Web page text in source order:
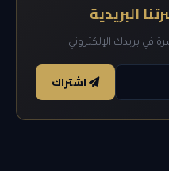
البريدية
في بريدك الإلكتروني
اشتراك